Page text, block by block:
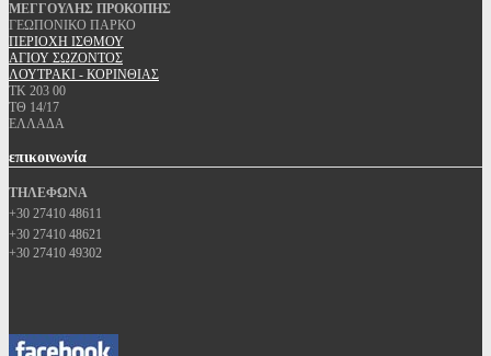
ΜΕΓΓΟΥΛΗΣ ΠΡΟΚΟΠΗΣ
ΓΕΩΠΟΝΙΚΟ ΠΑΡΚΟ
ΠΕΡΙΟΧΗ ΙΣΘΜΟΥ
ΑΓΙΟΥ ΣΩΖΟΝΤΟΣ
ΛΟΥΤΡΑΚΙ - ΚΟΡΙΝΘΙΑΣ
ΤΚ 203 00
ΤΘ 14/17
ΕΛΛΑΔΑ
επικοινωνία
ΤΗΛΕΦΩΝΑ
+30 27410 48611
+30 27410 48621
+30 27410 49302